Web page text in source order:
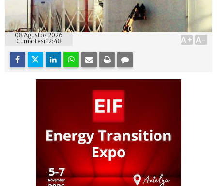
08 Ağustos 2026
Cumartesi 12:48
A+ A-